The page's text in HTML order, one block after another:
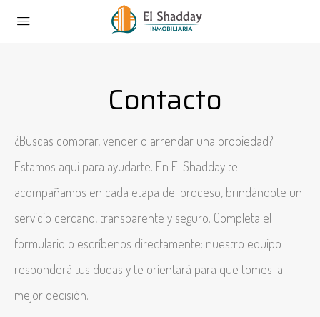
Contacto
¿Buscas comprar, vender o arrendar una propiedad?
Estamos aquí para ayudarte. En El Shadday te
acompañamos en cada etapa del proceso, brindándote un
servicio cercano, transparente y seguro. Completa el
formulario o escríbenos directamente: nuestro equipo
responderá tus dudas y te orientará para que tomes la
mejor decisión.